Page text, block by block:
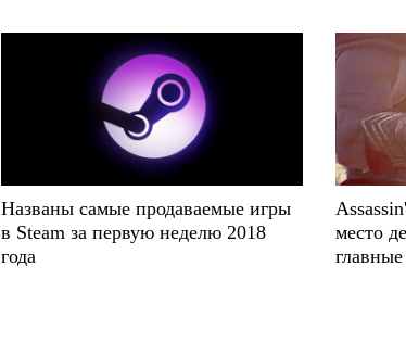
Названы самые продаваемые игры
в Steam за первую неделю 2018
года
место